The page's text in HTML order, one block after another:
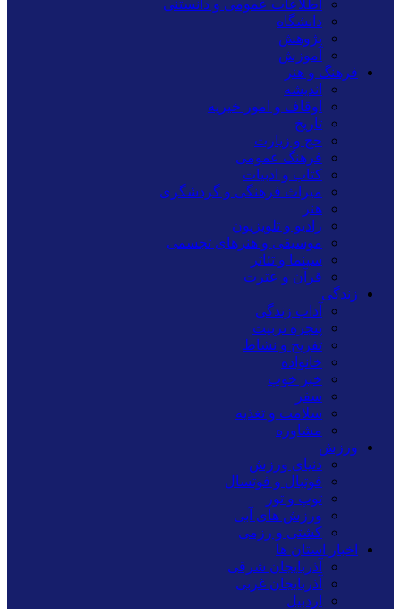
اطلاعات عمومی و دانستنی
دانشگاه
پژوهش
آموزش
فرهنگ و هنر
اندیشه
اوقاف و امور خیریه
تاریخ
حج و زیارت
فرهنگ عمومی
کتاب و ادبیات
میراث فرهنگی و گردشگری
هنر
رادیو و تلویزیون
موسیقی و هنرهای تجسمی
سینما و تئاتر
قرآن و عترت
زندگی
آداب زندگی
پنجره تربیت
تفریح و نشاط
خانواده
خبر خوب
سفر
سلامت و تغذیه
مشاوره
ورزش
دنیای ورزش
فوتبال و فوتسال
توپ و تور
ورزش های آبی
کشتی و رزمی
اخبار استان ها
آذربایجان شرقی
آذربایجان غربی
اردبیل